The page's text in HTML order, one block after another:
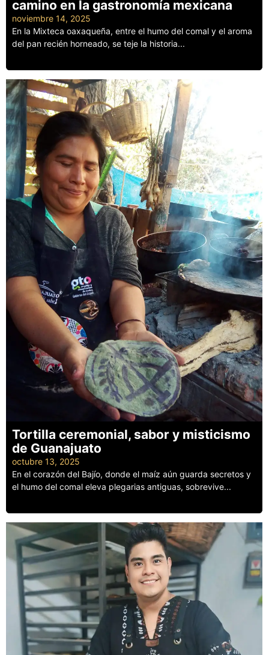
camino en la gastronomía mexicana
noviembre 14, 2025
En la Mixteca oaxaqueña, entre el humo del comal y el aroma
del pan recién horneado, se teje la historia...
Tortilla ceremonial, sabor y misticismo
de Guanajuato
octubre 13, 2025
En el corazón del Bajío, donde el maíz aún guarda secretos y
el humo del comal eleva plegarias antiguas, sobrevive...